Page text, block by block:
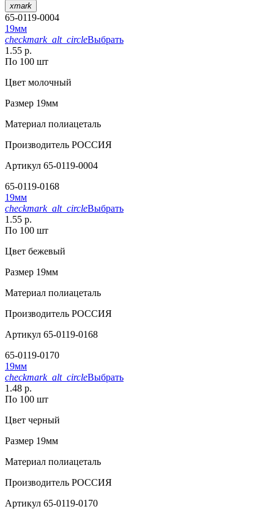
xmark
65-0119-0004
19мм
checkmark_alt_circleВыбрать
1.55 р.
По 100 шт
Цвет молочный
Размер 19мм
Материал полиацеталь
Производитель РОССИЯ
Артикул 65-0119-0004
65-0119-0168
19мм
checkmark_alt_circleВыбрать
1.55 р.
По 100 шт
Цвет бежевый
Размер 19мм
Материал полиацеталь
Производитель РОССИЯ
Артикул 65-0119-0168
65-0119-0170
19мм
checkmark_alt_circleВыбрать
1.48 р.
По 100 шт
Цвет черный
Размер 19мм
Материал полиацеталь
Производитель РОССИЯ
Артикул 65-0119-0170